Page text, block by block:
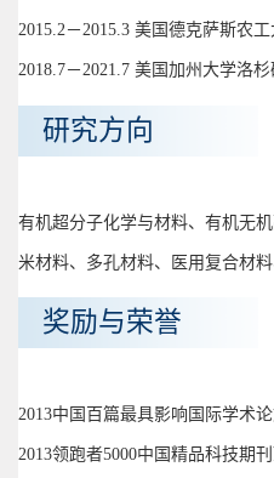
2015.2－2015.3 美国德克萨斯农
2018.7－2021.7 美国加州大学洛
研究方向
有机超分子化学与材料、有机无
米材料、多孔材料、医用复合材
奖励与荣誉
2013中国百篇最具影响国际学术
2013领跑者5000中国精品科技期